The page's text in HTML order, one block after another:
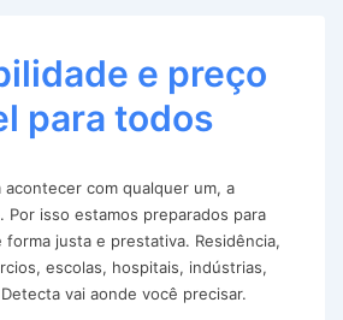
e preço
para todos
acontecer com qualquer um, a
Por isso estamos preparados para
justa e prestativa. Residência,
escolas, hospitais, indústrias,
vai aonde você precisar.